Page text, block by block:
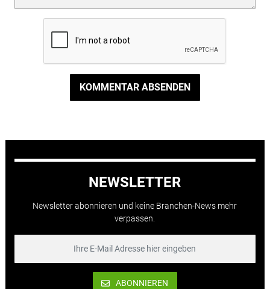
KOMMENTAR ABSENDEN
NEWSLETTER
Newsletter abonnieren und keine Branchen-News mehr
verpassen.
ABONNIEREN